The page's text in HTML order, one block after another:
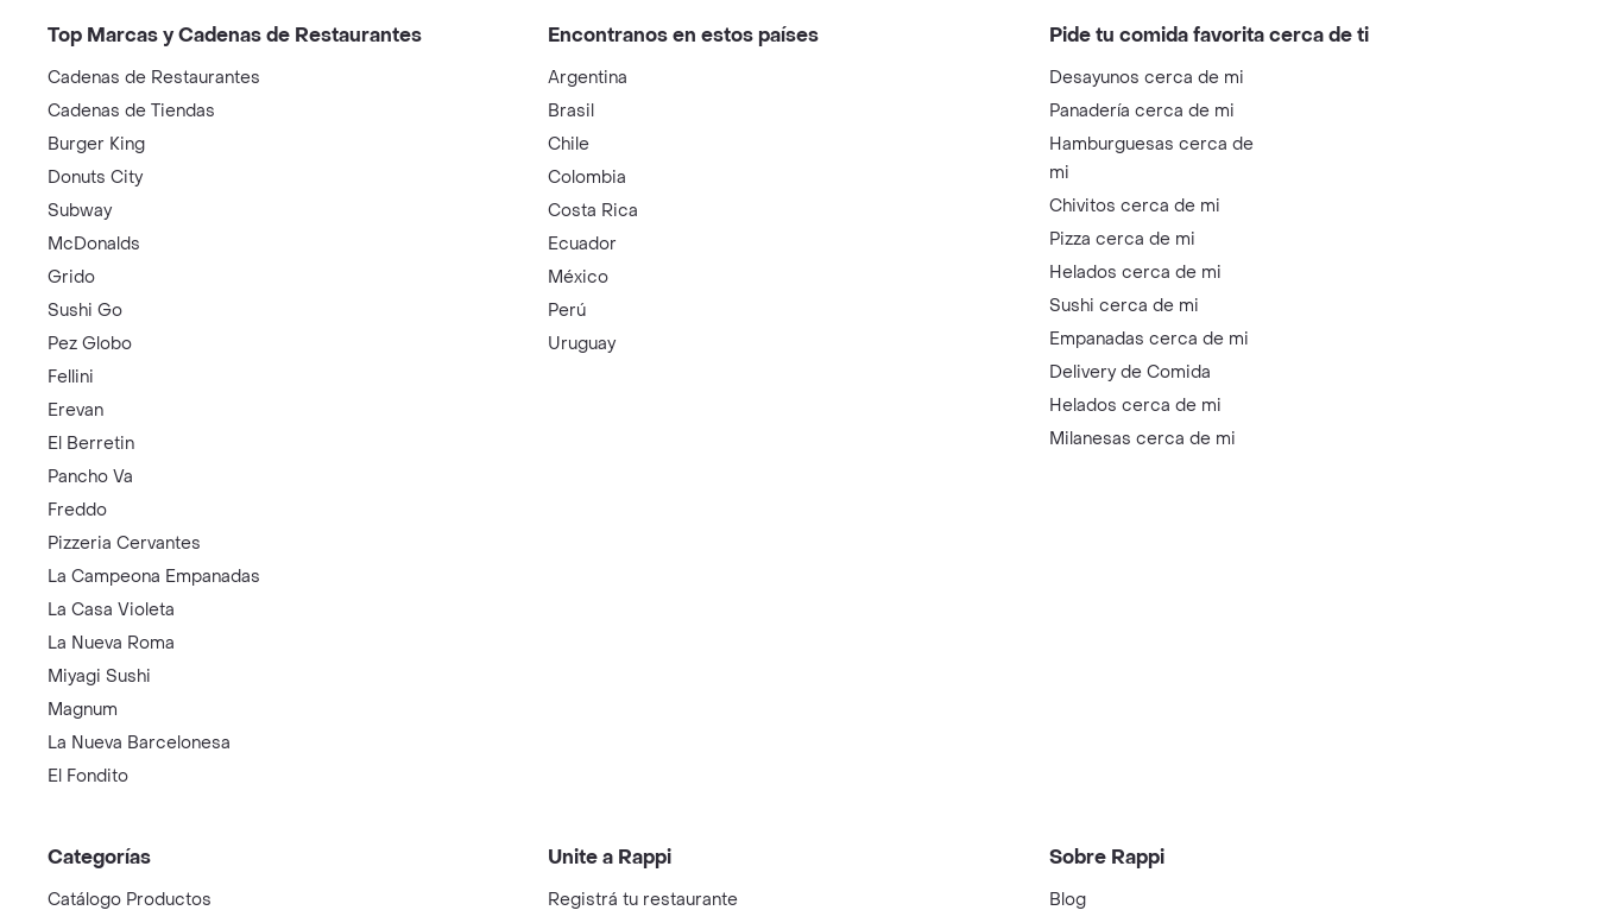
Top Marcas y Cadenas de Restaurantes
Cadenas de Restaurantes
Cadenas de Tiendas
Burger King
Donuts City
Subway
McDonalds
Grido
Sushi Go
Pez Globo
Fellini
Erevan
El Berretin
Pancho Va
Freddo
Pizzeria Cervantes
La Campeona Empanadas
La Casa Violeta
La Nueva Roma
Miyagi Sushi
Magnum
La Nueva Barcelonesa
El Fondito
Encontranos en estos países
Argentina
Brasil
Chile
Colombia
Costa Rica
Ecuador
México
Perú
Uruguay
Pide tu comida favorita cerca de ti
Desayunos cerca de mi
Panadería cerca de mi
Hamburguesas cerca de
mi
Chivitos cerca de mi
Pizza cerca de mi
Helados cerca de mi
Sushi cerca de mi
Empanadas cerca de mi
Delivery de Comida
Helados cerca de mi
Milanesas cerca de mi
Categorías
Catálogo Productos
Unite a Rappi
Registrá tu restaurante
Sobre Rappi
Blog